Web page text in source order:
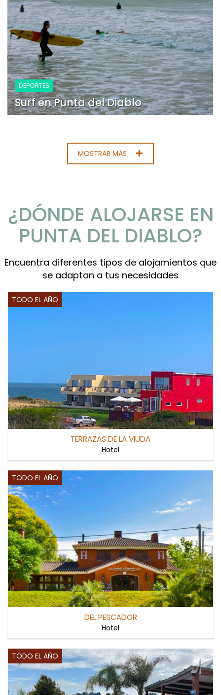
DEPORTES
Surf en Punta del Diablo
MOSTRAR MÁS
¿DÓNDE ALOJARSE EN
PUNTA DEL DIABLO?
Encuentra diferentes tipos de alojamientos que
se adaptan a tus necesidades
TODO EL AÑO
TERRAZAS DE LA VIUDA
Hotel
TODO EL AÑO
DEL PESCADOR
Hotel
TODO EL AÑO